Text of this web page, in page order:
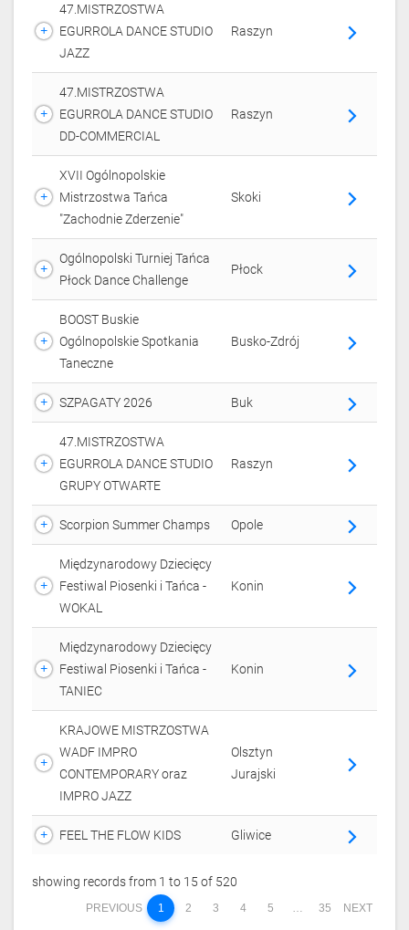
47.MISTRZOSTWA
EGURROLA DANCE STUDIO
JAZZ
Raszyn arrow_forward_ios
47.MISTRZOSTWA
EGURROLA DANCE STUDIO
DD-COMMERCIAL
Raszyn arrow_forward_ios
XVII Ogólnopolskie
Mistrzostwa Tańca
"Zachodnie Zderzenie"
Skoki arrow_forward_ios
Ogólnopolski Turniej Tańca
Płock Dance Challenge
Płock arrow_forward_ios
BOOST Buskie
Ogólnopolskie Spotkania
Taneczne
Busko-Zdrój arrow_forward_ios
SZPAGATY 2026 Buk arrow_forward_ios
47.MISTRZOSTWA
EGURROLA DANCE STUDIO
GRUPY OTWARTE
Raszyn arrow_forward_ios
Scorpion Summer Champs Opole arrow_forward_ios
Międzynarodowy Dziecięcy
Festiwal Piosenki i Tańca -
WOKAL
Konin arrow_forward_ios
Międzynarodowy Dziecięcy
Festiwal Piosenki i Tańca -
TANIEC
Konin arrow_forward_ios
KRAJOWE MISTRZOSTWA
WADF IMPRO
CONTEMPORARY oraz
IMPRO JAZZ
Olsztyn
Jurajski
arrow_forward_ios
FEEL THE FLOW KIDS Gliwice arrow_forward_ios
showing records from 1 to 15 of 520
PREVIOUS 1 2 3 4 5 35 NEXT